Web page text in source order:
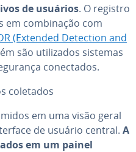
de usuários. O registro
em com­bi­na­ção com
(Extended Detection and
são uti­li­za­dos sistemas
co­nec­ta­dos.
coletados
em uma visão geral
de usuário central. A
em um painel